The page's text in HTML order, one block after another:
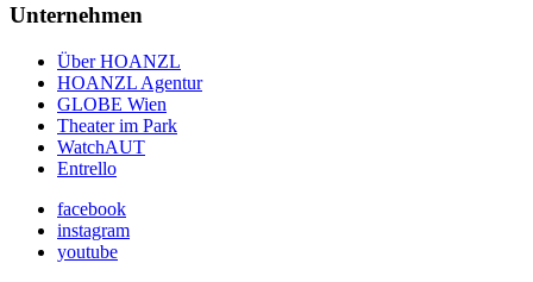
Unternehmen
Über HOANZL
HOANZL Agentur
GLOBE Wien
Theater im Park
WatchAUT
Entrello
facebook
instagram
youtube